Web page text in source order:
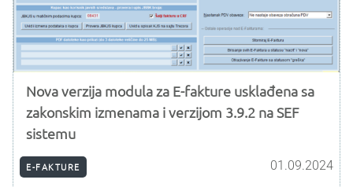
Nova verzija modula za E-fakture usklađena sa
zakonskim izmenama i verzijom 3.9.2 na SEF
sistemu
E-FAKTURE 01.09.2024